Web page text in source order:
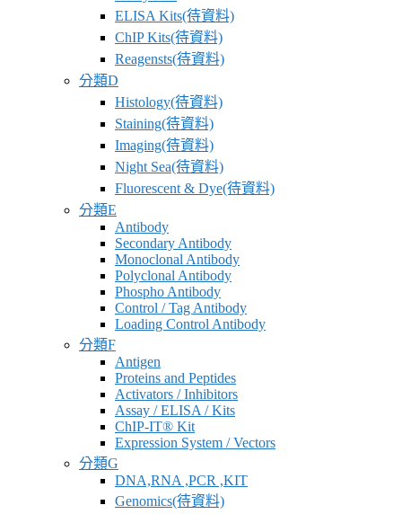
ELISA Kits(待資料)
ChIP Kits(待資料)
Reagensts(待資料)
分類D
Histology(待資料)
Staining(待資料)
Imaging(待資料)
Night Sea(待資料)
Fluorescent & Dye(待資料)
分類E
Antibody
Secondary Antibody
Monoclonal Antibody
Polyclonal Antibody
Phospho Antibody
Control / Tag Antibody
Loading Control Antibody
分類F
Antigen
Proteins and Peptides
Activators / Inhibitors
Assay / ELISA / Kits
ChIP-IT® Kit
Expression System / Vectors
分類G
DNA,RNA ,PCR ,KIT
Genomics(待資料)